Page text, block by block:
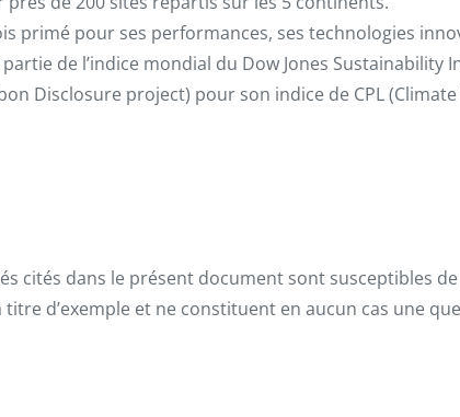
primé pour ses performances, ses technologies
de l’indice mondial du Dow Jones Sustainability
Disclosure project) pour son indice de CPL
cités dans le présent document sont susceptibles
d’exemple et ne constituent en aucun cas une